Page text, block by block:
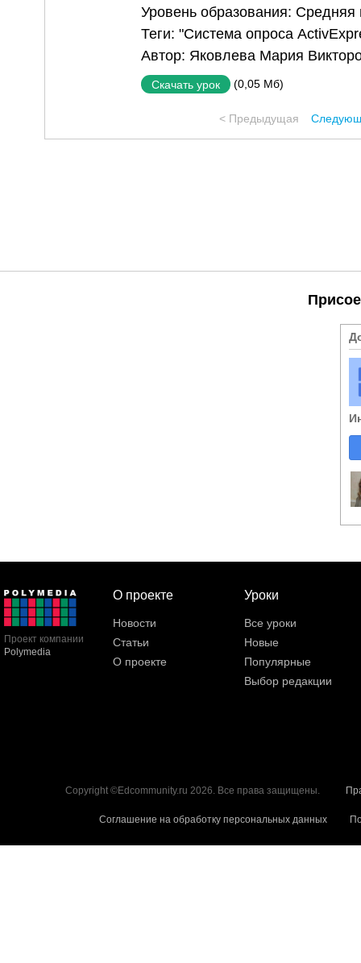
Уровень образования: Средняя
Теги: "Система опроса
Автор: Яковлева Мария
Скачать урок (0,05 Мб)
< Предыдущая
Проект компании
Polymedia
О проекте
Новости
Статьи
О проекте
Уроки
Все уроки
Новые
Популярные
Выбор редакции
Copyright ©Edcommunity.ru 2026. Все права защищены.
Соглашение на обработку персональных данных